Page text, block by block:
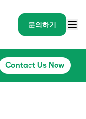
문의하기
Contact Us Now